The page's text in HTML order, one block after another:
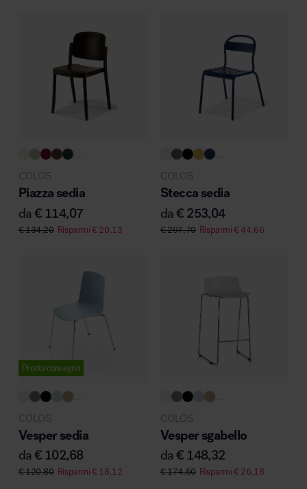
MillerKnoll
...
COLOS
Piazza sedia
da€ 114,07
€134,20 Risparmi€20,13
COLOS
Stecca sedia
da€ 253,04
€297,70 Risparmi€44,66
Pronta consegna
...
COLOS
Vesper sedia
da€ 102,68
€120,80 Risparmi€18,12
COLOS
Vesper sgabello
da€ 148,32
€174,50 Risparmi€26,18